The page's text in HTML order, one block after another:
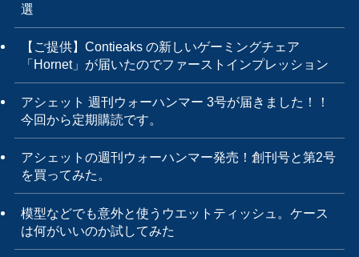
選
【ご提供】Contieaks の新しいゲーミングチェア
「Hornet」が届いたのでファーストインプレッション
アシェット 週刊ウォーハンマー 3号が届きました！！
今回から定期購読です。
アシェットの週刊ウォーハンマー発売！創刊号と第2号
を買ってみた。
模型などでも意外と使うウエットティッシュ。ケース
は何がいいのか試してみた